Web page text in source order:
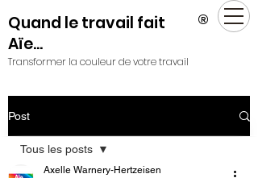
Quand le travail fait
Aïe...
Transformer la couleur de votre travail
®
Post
Tous les posts
Axelle Warnery-Hertzeisen